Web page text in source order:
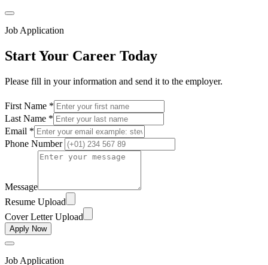
Job Application
Start Your Career Today
Please fill in your information and send it to the employer.
First Name *
Last Name *
Email *
Phone Number
Message
Resume Upload
Cover Letter Upload
Apply Now
Job Application